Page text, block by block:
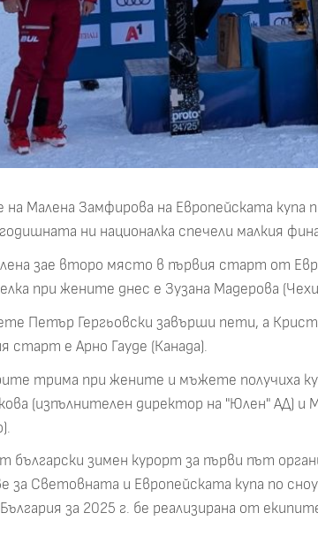
на Малена Замфирова на Европейската купа
ни националка спечели малкия
зае второ място в първия старт от
при жените днес е Зузана Мадерова
Петър Гергьовски завърши пети, а
старт е Арно Гауде (Канада).
трима при жените и мъжете получиха
(изпълнителен директор на "Юлен" АД)
български зимен курорт за първи път
за Световната и Европейската купа по
за 2025 г. бе реализирана от